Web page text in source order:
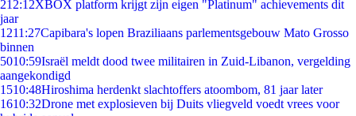
212:12XBOX platform krijgt zijn eigen "Platinum" achievements dit
jaar
1211:27Capibara's lopen Braziliaans parlementsgebouw Mato Grosso
binnen
5010:59Israël meldt dood twee militairen in Zuid-Libanon, vergelding
aangekondigd
1510:48Hiroshima herdenkt slachtoffers atoombom, 81 jaar later
1610:32Drone met explosieven bij Duits vliegveld voedt vrees voor